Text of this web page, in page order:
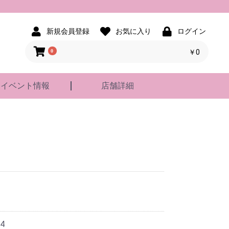
新規会員登録 お気に入り ログイン
0 ￥0
イベント情報 店舗詳細